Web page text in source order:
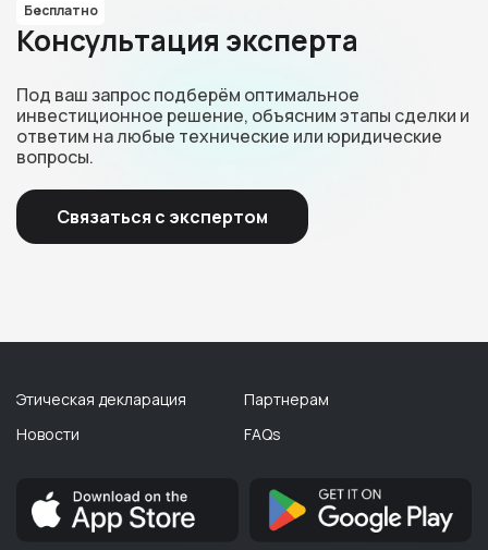
Бесплатно
Консультация эксперта
Под ваш запрос подберём оптимальное
инвестиционное решение, объясним этапы сделки и
ответим на любые технические или юридические
вопросы.
Связаться с экспертом
Этическая декларация
Новости
Партнерам
FAQs